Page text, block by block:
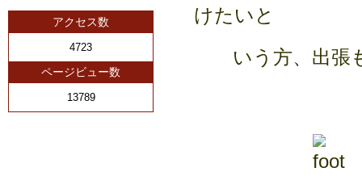
けたいと
いう方、出張も
アクセス数
4723
ページビュー数
13789